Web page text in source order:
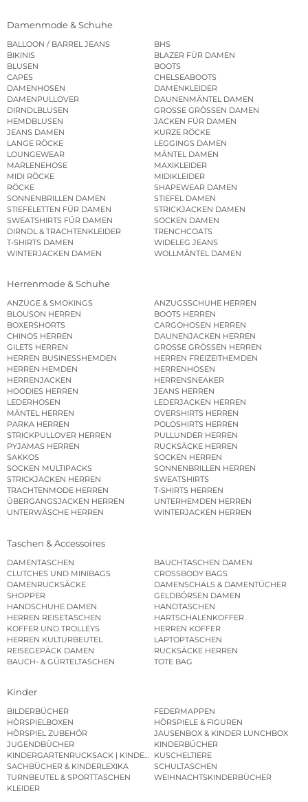
Damenmode & Schuhe
BALLOON / BARREL JEANS
BHS
BIKINIS
BLAZER FÜR DAMEN
BLUSEN
BOOTS
CAPES
CHELSEABOOTS
DAMENHOSEN
DAMENKLEIDER
DAMENPULLOVER
DAUNENMÄNTEL DAMEN
DIRNDLBLUSEN
GROSSE GRÖSSEN DAMEN
HEMDBLUSEN
JACKEN FÜR DAMEN
JEANS DAMEN
KURZE RÖCKE
LANGE RÖCKE
LEGGINGS DAMEN
LOUNGEWEAR
MÄNTEL DAMEN
MARLENEHOSE
MAXIKLEIDER
MIDI RÖCKE
MIDIKLEIDER
RÖCKE
SHAPEWEAR DAMEN
SONNENBRILLEN DAMEN
STIEFEL DAMEN
STIEFELETTEN FÜR DAMEN
STRICKJACKEN DAMEN
SWEATSHIRTS FÜR DAMEN
SOCKEN DAMEN
DIRNDL & TRACHTENKLEIDER
TRENCHCOATS
T-SHIRTS DAMEN
WIDELEG JEANS
WINTERJACKEN DAMEN
WOLLMÄNTEL DAMEN
Herrenmode & Schuhe
ANZÜGE & SMOKINGS
ANZUGSSCHUHE HERREN
BLOUSON HERREN
BOOTS HERREN
BOXERSHORTS
CARGOHOSEN HERREN
CHINOS HERREN
DAUNENJACKEN HERREN
GILETS HERREN
GROSSE GRÖSSEN HERREN
HERREN BUSINESSHEMDEN
HERREN FREIZEITHEMDEN
HERREN HEMDEN
HERRENHOSEN
HERRENJACKEN
HERRENSNEAKER
HOODIES HERREN
JEANS HERREN
LEDERHOSEN
LEDERJACKEN HERREN
MÄNTEL HERREN
OVERSHIRTS HERREN
PARKA HERREN
POLOSHIRTS HERREN
STRICKPULLOVER HERREN
PULLUNDER HERREN
PYJAMAS HERREN
RUCKSÄCKE HERREN
SAKKOS
SOCKEN HERREN
SOCKEN MULTIPACKS
SONNENBRILLEN HERREN
STRICKJACKEN HERREN
SWEATSHIRTS
TRACHTENMODE HERREN
T-SHIRTS HERREN
ÜBERGANGSJACKEN HERREN
UNTERHEMDEN HERREN
UNTERWÄSCHE HERREN
WINTERJACKEN HERREN
Taschen & Accessoires
DAMENTASCHEN
BAUCHTASCHEN DAMEN
CLUTCHES UND MINIBAGS
CROSSBODY BAGS
DAMENRUCKSÄCKE
DAMENSCHALS & DAMENTÜCHER
SHOPPER
GELDBÖRSEN DAMEN
HANDSCHUHE DAMEN
HANDTASCHEN
HERREN REISETASCHEN
HARTSCHALENKOFFER
KOFFER UND TROLLEYS
HERREN KOFFER
HERREN KULTURBEUTEL
LAPTOPTASCHEN
REISEGEPÄCK DAMEN
RUCKSÄCKE HERREN
BAUCH- & GÜRTELTASCHEN
TOTE BAG
Kinder
BILDERBÜCHER
FEDERMAPPEN
HÖRSPIELBOXEN
HÖRSPIELE & FIGUREN
HÖRSPIEL ZUBEHÖR
JAUSENBOX & KINDER LUNCHBOX
JUGENDBÜCHER
KINDERBÜCHER
KINDERGARTENRUCKSACK | KINDERGARTENBEUTEL
KUSCHELTIERE
SACHBÜCHER & KINDERLEXIKA
SCHULTASCHEN
TURNBEUTEL & SPORTTASCHEN
WEIHNACHTSKINDERBÜCHER
KLEIDER